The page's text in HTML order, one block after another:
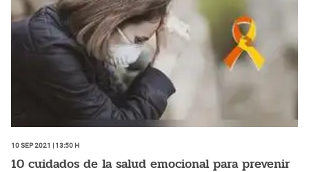
10 Sep 2021 | 13:50 h
10 cuidados de la salud emocional para prevenir